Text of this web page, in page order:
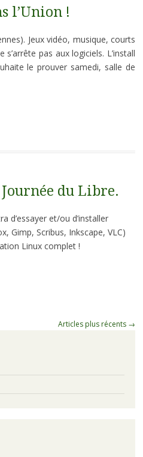
l’Union !
Jeux vidéo, musique, courts
pas aux logiciels. L’install
le prouver samedi, salle de
du Libre.
d’essayer et/ou d’installer
Gimp, Scribus, Inkscape, VLC)
Linux complet !
Articles plus récents →